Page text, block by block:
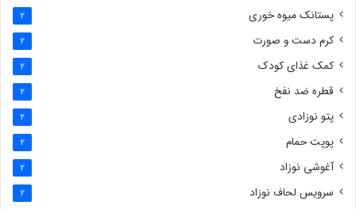
پستانک میوه خوری 2
کرم دست و صورت 2
کمک غذای کودک 2
قطره ضد نفخ 2
پتو نوزادی 2
پوپت حمام 2
آغوشی نوزاد 2
سرویس لحاف نوزاد 2